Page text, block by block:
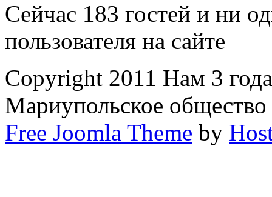
Сейчас 183 гостей и ни
пользователя на сайте
Copyright 2011 Нам 3
Мариупольское
Free Joomla Theme by